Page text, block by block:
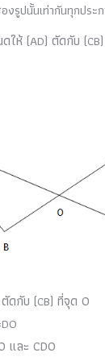
รูปนั้นเท่ากันทุกประ
ให้ (AD) ตัดกับ (CB
ดกับ (CB) ที่จุด O
DO
และ CDO